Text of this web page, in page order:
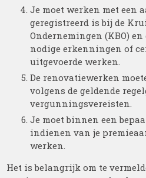
Je moet werken met een
geregistreerd is bij de
Ondernemingen (KBO)
nodige erkenningen of
uitgevoerde werken.
De renovatiewerken
volgens de geldende
vergunningsvereisten.
Je moet binnen een
indienen van je
werken.
Het is belangrijk om te